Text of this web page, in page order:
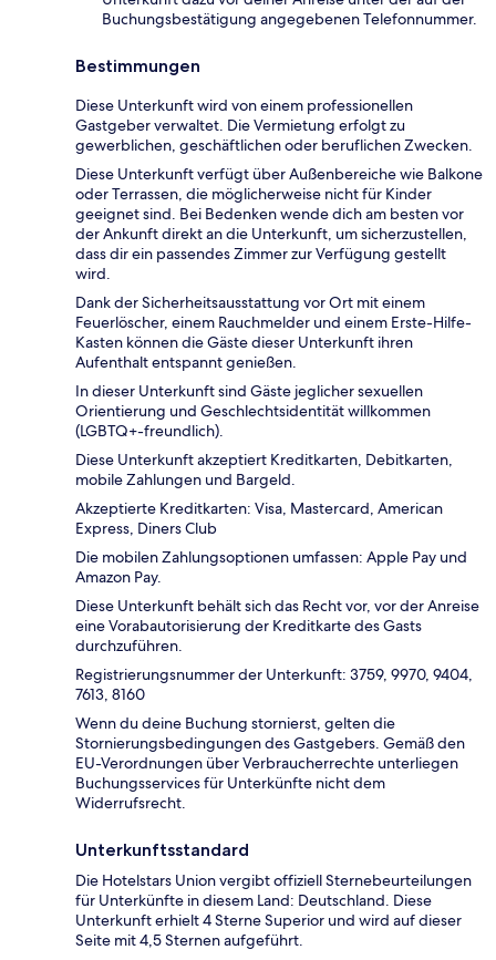
Buchungsbestätigung angegebenen Telefonnummer.
Bestimmungen
Diese Unterkunft wird von einem professionellen
Gastgeber verwaltet. Die Vermietung erfolgt zu
gewerblichen, geschäftlichen oder beruflichen Zwecken.
Diese Unterkunft verfügt über Außenbereiche wie Balkone
oder Terrassen, die möglicherweise nicht für Kinder
geeignet sind. Bei Bedenken wende dich am besten vor
der Ankunft direkt an die Unterkunft, um sicherzustellen,
dass dir ein passendes Zimmer zur Verfügung gestellt
wird.
Dank der Sicherheitsausstattung vor Ort mit einem
Feuerlöscher, einem Rauchmelder und einem Erste-Hilfe-
Kasten können die Gäste dieser Unterkunft ihren
Aufenthalt entspannt genießen.
In dieser Unterkunft sind Gäste jeglicher sexuellen
Orientierung und Geschlechtsidentität willkommen
(LGBTQ+-freundlich).
Diese Unterkunft akzeptiert Kreditkarten, Debitkarten,
mobile Zahlungen und Bargeld.
Akzeptierte Kreditkarten: Visa, Mastercard, American
Express, Diners Club
Die mobilen Zahlungsoptionen umfassen: Apple Pay und
Amazon Pay.
Diese Unterkunft behält sich das Recht vor, vor der Anreise
eine Vorabautorisierung der Kreditkarte des Gasts
durchzuführen.
Registrierungsnummer der Unterkunft: 3759, 9970, 9404,
7613, 8160
Wenn du deine Buchung stornierst, gelten die
Stornierungsbedingungen des Gastgebers. Gemäß den
EU-Verordnungen über Verbraucherrechte unterliegen
Buchungsservices für Unterkünfte nicht dem
Widerrufsrecht.
Unterkunftsstandard
Die Hotelstars Union vergibt offiziell Sternebeurteilungen
für Unterkünfte in diesem Land: Deutschland. Diese
Unterkunft erhielt 4 Sterne Superior und wird auf dieser
Seite mit 4,5 Sternen aufgeführt.